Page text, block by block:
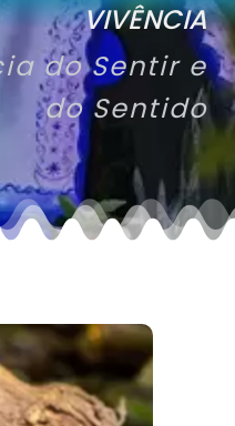
VIVÊNCIA
do Sentir e
do Sentido